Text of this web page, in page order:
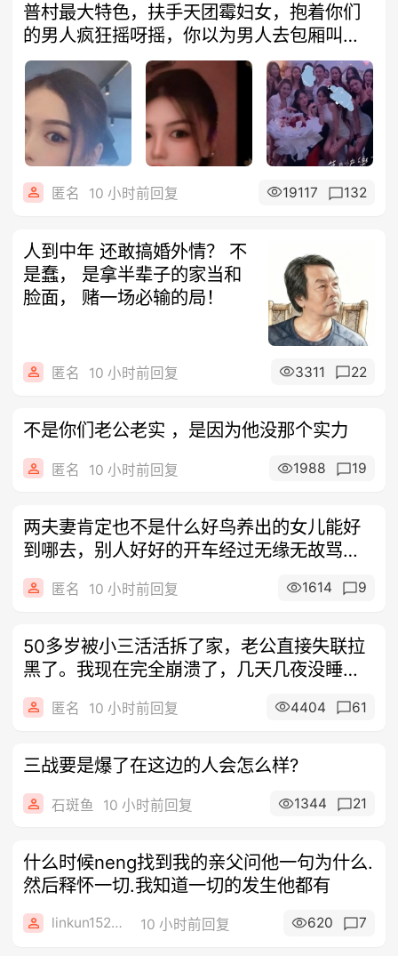
普村最大特色，扶手天团霉妇女，抱着你们
的男人疯狂摇呀摇，你以为男人去包厢叫陪
嗨干
匿名 10 小时前回复 19117 132
人到中年 还敢搞婚外情？ 不
是蠢， 是拿半辈子的家当和
脸面， 赌一场必输的局！
匿名 10 小时前回复 3311 22
不是你们老公老实 ，是因为他没那个实力
匿名 10 小时前回复 1988 19
两夫妻肯定也不是什么好鸟养出的女儿能好
到哪去，别人好好的开车经过无缘无故骂别
人，
匿名 10 小时前回复 1614 9
50多岁被小三活活拆了家，老公直接失联拉
黑了。我现在完全崩溃了，几天几夜没睡着
了
匿名 10 小时前回复 4404 61
三战要是爆了在这边的人会怎么样?
石斑鱼 10 小时前回复 1344 21
什么时候neng找到我的亲父问他一句为什么.
然后释怀一切.我知道一切的发生他都有
linkun152957 10 小时前回复 620 7